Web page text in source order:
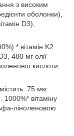
з високим
оболонки),
D3),
* вітамін K2
480 мг олії
кислоти
75 мкг
вітаміну
ліноленовою